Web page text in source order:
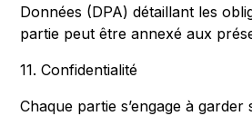
Données (DPA) détaillant les
partie peut être annexé aux
11. Confidentialité
Chaque partie s’engage à garder